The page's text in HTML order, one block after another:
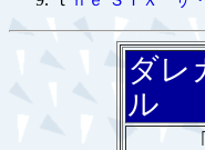
ダレ
ル